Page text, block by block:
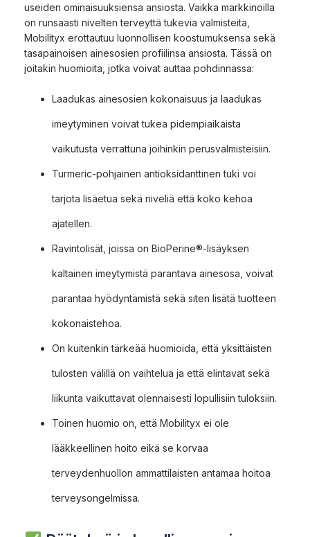
useiden ominaisuuksiensa ansiosta. Vaikka markkinoilla
on runsaasti nivelten terveyttä tukevia valmisteita,
Mobilityx erottautuu luonnollisen koostumuksensa sekä
tasapainoisen ainesosien profiilinsa ansiosta. Tässä on
joitakin huomioita, jotka voivat auttaa pohdinnassa:
Laadukas ainesosien kokonaisuus ja laadukas
imeytyminen voivat tukea pidempiaikaista
vaikutusta verrattuna joihinkin perusvalmisteisiin.
Turmeric-pohjainen antioksidanttinen tuki voi
tarjota lisäetua sekä niveliä että koko kehoa
ajatellen.
Ravintolisät, joissa on BioPerine®-lisäyksen
kaltainen imeytymistä parantava ainesosa, voivat
parantaa hyödyntämistä sekä siten lisätä tuotteen
kokonaistehoa.
On kuitenkin tärkeää huomioida, että yksittäisten
tulosten välillä on vaihtelua ja että elintavat sekä
liikunta vaikuttavat olennaisesti lopullisiin tuloksiin.
Toinen huomio on, että Mobilityx ei ole
lääkkeellinen hoito eikä se korvaa
terveydenhuollon ammattilaisten antamaa hoitoa
terveysongelmissa.